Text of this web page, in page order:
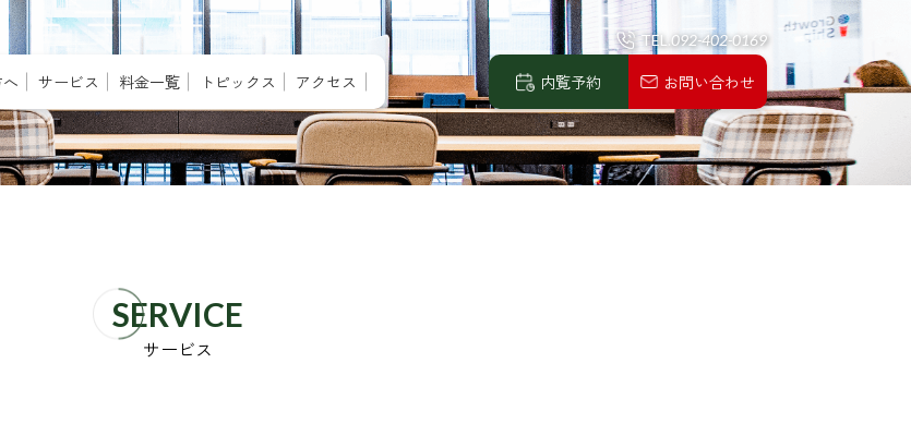
サービス 料金一覧 トピックス アクセス 内覧予約 お問い合わせ
TEL.092-402-0169
SERVICE
サービス